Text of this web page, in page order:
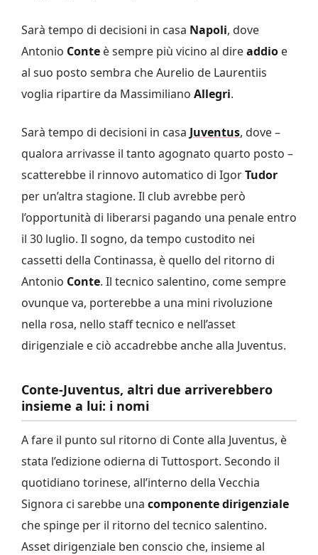
Sarà tempo di decisioni in casa Napoli, dove
Antonio Conte è sempre più vicino al direaddio e
al suo posto sembra che Aurelio de Laurentiis
voglia ripartire da Massimiliano Allegri.
Sarà tempo di decisioni in casa Juventus, dove –
qualora arrivasse il tanto agognato quarto posto –
scatterebbe il rinnovo automatico di IgorTudor
per un’altra stagione. Il club avrebbe però
l’opportunità di liberarsi pagando una penale entro
il 30 luglio. Il sogno, da tempo custodito nei
cassetti della Continassa, è quello del ritorno di
Antonio Conte. Il tecnico salentino, come sempre
ovunque va, porterebbe a una mini rivoluzione
nella rosa, nello staff tecnico e nell’asset
dirigenziale e ciò accadrebbe anche alla Juventus.
Conte-Juventus, altri due arriverebbero
insieme a lui: i nomi
A fare il punto sul ritorno di Conte alla Juventus, è
stata l’edizione odierna di Tuttosport. Secondo il
quotidiano torinese, all’interno della Vecchia
Signora ci sarebbe una componente dirigenziale
che spinge per il ritorno del tecnico salentino.
Asset dirigenziale ben conscio che, insieme al